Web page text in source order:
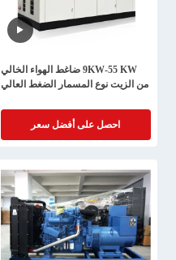
9KW-55 KW ضاغط الهواء الخالي
من الزيت نوع المسمار الضغط العالي
احصل على أفضل سعر